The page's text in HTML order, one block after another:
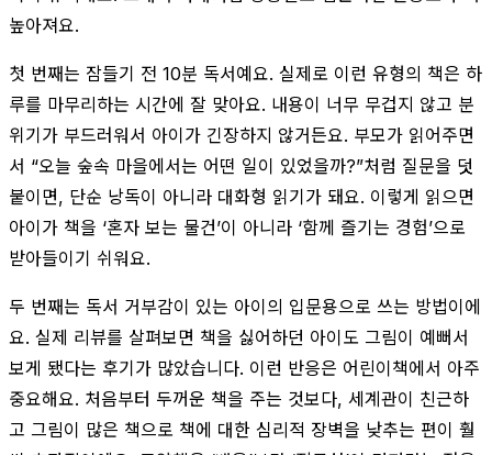
높아져요.
첫 번째는 잠들기 전 10분 독서예요. 실제로 이런 유형의 책은 하
루를 마무리하는 시간에 잘 맞아요. 내용이 너무 무겁지 않고 분
위기가 부드러워서 아이가 긴장하지 않거든요. 부모가 읽어주면
서 “오늘 숲속 마을에서는 어떤 일이 있었을까?”처럼 질문을 덧
붙이면, 단순 낭독이 아니라 대화형 읽기가 돼요. 이렇게 읽으면
아이가 책을 ‘혼자 보는 물건’이 아니라 ‘함께 즐기는 경험’으로
받아들이기 쉬워요.
두 번째는 독서 거부감이 있는 아이의 입문용으로 쓰는 방법이에
요. 실제 리뷰를 살펴보면 책을 싫어하던 아이도 그림이 예뻐서
보게 됐다는 후기가 많았습니다. 이런 반응은 어린이책에서 아주
중요해요. 처음부터 두꺼운 책을 주는 것보다, 세계관이 친근하
고 그림이 많은 책으로 책에 대한 심리적 장벽을 낮추는 편이 훨